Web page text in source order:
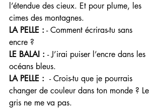
l’étendue des cieux. Et pour plume, les
cimes des montagnes.
LA PELLE : - Comment écriras-tu sans
encre ?
LE BALAI : - J’irai puiser l’encre dans les
océans bleus.
LA PELLE : - Crois-tu que je pourrais
changer de couleur dans ton monde ? Le
gris ne me va pas.